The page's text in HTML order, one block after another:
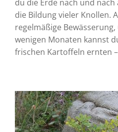
du die Erde nach und
die Bildung vieler Knollen.
regelmäßige
wenigen Monaten kannst
frischen Kartoffeln ernten